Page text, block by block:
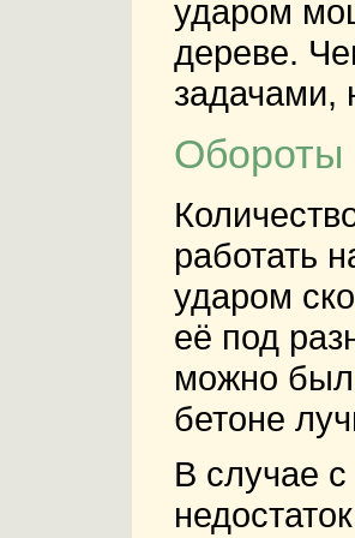
ударом
дереве.
задачами,
Обороты
работать
ударом
её под
можно
бетоне
В случае с